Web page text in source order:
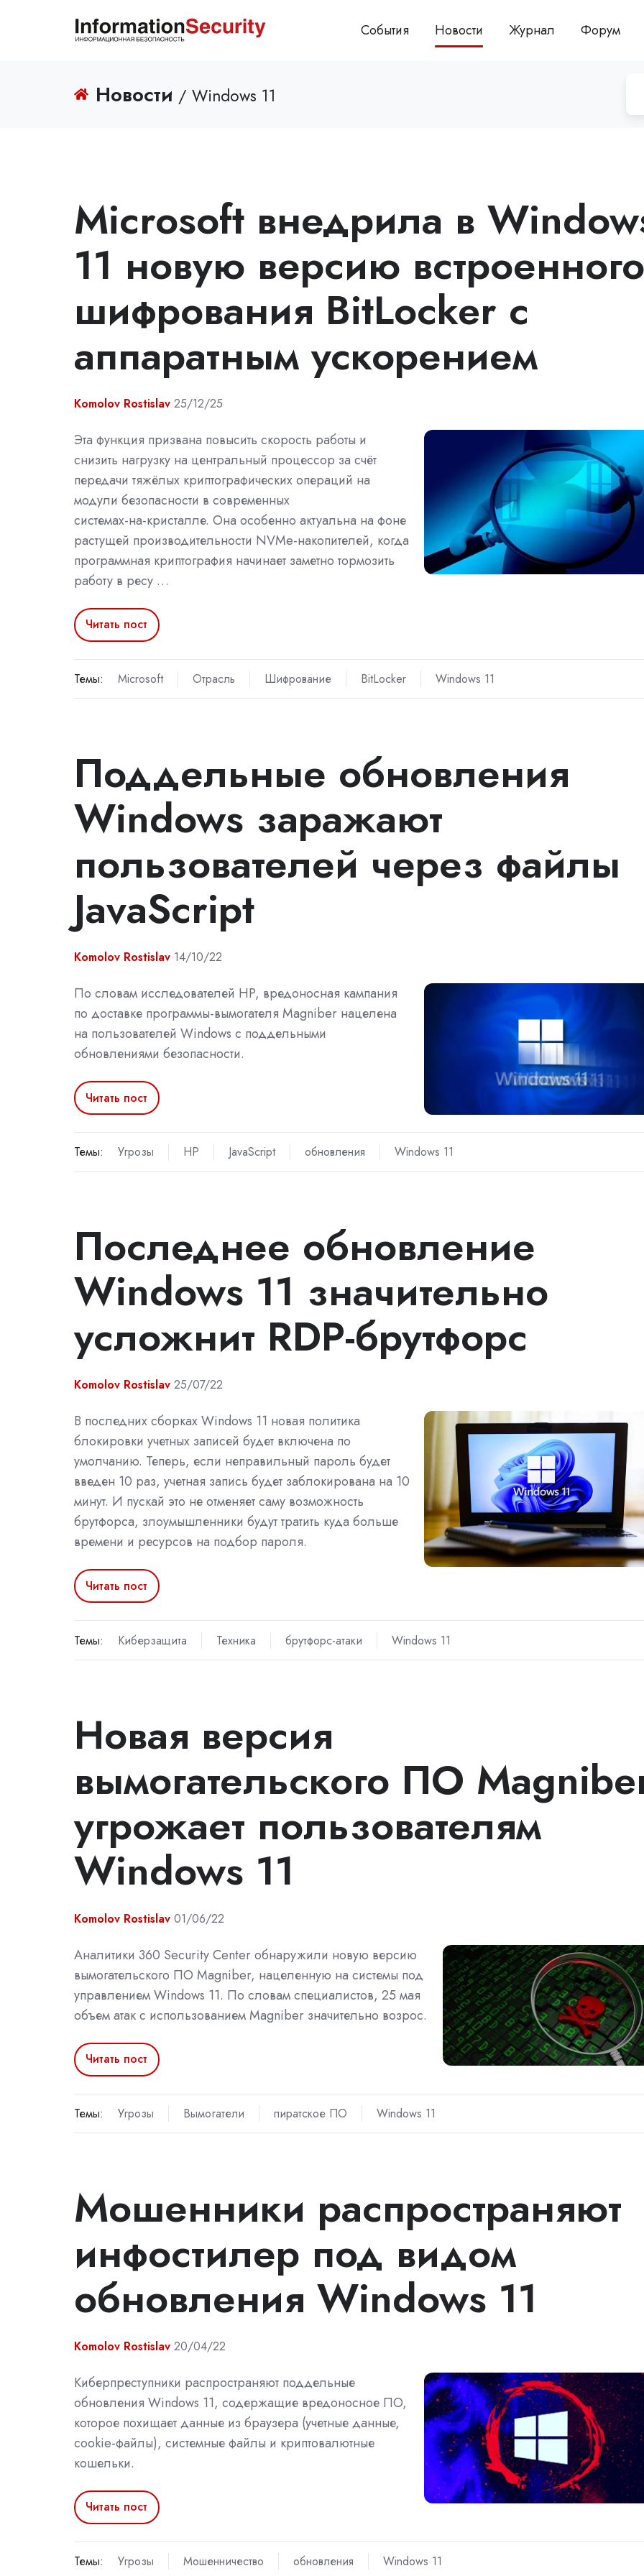
События Новости Журнал Форум
Новости / Windows 11
Microsoft внедрила в
11 новую версию встроенного
шифрования BitLocker с
аппаратным ускорением
Komolov Rostislav 25/12/25
Эта функция призвана повысить скорость работы и
снизить нагрузку на центральный процессор за счёт
передачи тяжёлых криптографических операций на
модули безопасности в современных
системах‑на‑кристалле. Она особенно актуальна на фоне
растущей производительности NVMe‑накопителей, когда
программная криптография начинает заметно тормозить
работу в ресу …
Читать пост
Темы: Microsoft Отрасль Шифрование BitLocker Windows 11
Поддельные обновления
Windows заражают
пользователей через файлы
JavaScript
Komolov Rostislav 14/10/22
По словам исследователей HP, вредоносная кампания
по доставке программы-вымогателя Magniber нацелена
на пользователей Windows с поддельными
обновлениями безопасности.
Читать пост
Темы: Угрозы HP JavaScript обновления Windows 11
Последнее обновление
Windows 11 значительно
усложнит RDP-брутфорс
Komolov Rostislav 25/07/22
В последних сборках Windows 11 новая политика
блокировки учетных записей будет включена по
умолчанию. Теперь, если неправильный пароль будет
введен 10 раз, учетная запись будет заблокирована на 10
минут. И пускай это не отменяет саму возможность
брутфорса, злоумышленники будут тратить куда больше
времени и ресурсов на подбор пароля.
Читать пост
Темы: Киберзащита Техника брутфорс-атаки Windows 11
Новая версия
вымогательского ПО
угрожает пользователям
Windows 11
Komolov Rostislav 01/06/22
Аналитики 360 Security Center обнаружили новую версию
вымогательского ПО Magniber, нацеленную на системы под
управлением Windows 11. По словам специалистов, 25 мая
объем атак с использованием Magniber значительно возрос.
Читать пост
Темы: Угрозы Вымогатели пиратское ПО Windows 11
Мошенники распространяют
инфостилер под видом
обновления Windows 11
Komolov Rostislav 20/04/22
Киберпреступники распространяют поддельные
обновления Windows 11, содержащие вредоносное ПО,
которое похищает данные из браузера (учетные данные,
cookie-файлы), системные файлы и криптовалютные
кошельки.
Читать пост
Темы: Угрозы Мошенничество обновления Windows 11